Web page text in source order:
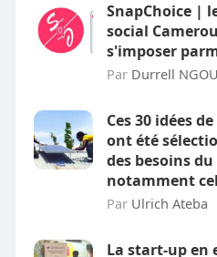
SnapChoice |
social
s'imposer
Par Durrell
Ces 30 idées
ont été
des besoins
notamment
Par Ulrich Ateba
La start-up en